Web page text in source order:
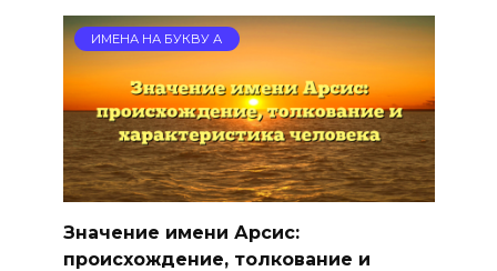
ИМЕНА НА БУКВУ А
Значение имени Арсис:
происхождение, толкование и